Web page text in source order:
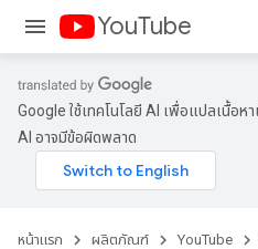
YouTube
Google ใช้เทคโนโลยี AI เพื่อแปลเนื้อ
AI อาจมีข้อผิดพลาด
หน้าแรก ผลิตภัณฑ์ YouTube